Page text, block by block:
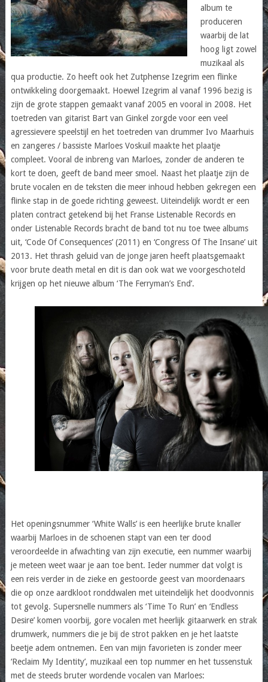
album te
produceren
waarbij de lat
hoog ligt zowel
muzikaal als
qua productie. Zo heeft ook het Zutphense Izegrim een flinke
ontwikkeling doorgemaakt. Hoewel Izegrim al vanaf 1996 bezig is
zijn de grote stappen gemaakt vanaf 2005 en vooral in 2008. Het
toetreden van gitarist Bart van Ginkel zorgde voor een veel
agressievere speelstijl en het toetreden van drummer Ivo Maarhuis
en zangeres / bassiste Marloes Voskuil maakte het plaatje
compleet. Vooral de inbreng van Marloes, zonder de anderen te
kort te doen, geeft de band meer smoel. Naast het plaatje zijn de
brute vocalen en de teksten die meer inhoud hebben gekregen een
flinke stap in de goede richting geweest. Uiteindelijk wordt er een
platen contract getekend bij het Franse Listenable Records en
onder Listenable Records bracht de band tot nu toe twee albums
uit, ‘Code Of Consequences’ (2011) en ‘Congress Of The Insane’ uit
2013. Het thrash geluid van de jonge jaren heeft plaatsgemaakt
voor brute death metal en dit is dan ook wat we voorgeschoteld
krijgen op het nieuwe album ‘The Ferryman’s End’.
Het openingsnummer ‘White Walls’ is een heerlijke brute knaller
waarbij Marloes in de schoenen stapt van een ter dood
veroordeelde in afwachting van zijn executie, een nummer waarbij
je meteen weet waar je aan toe bent. Ieder nummer dat volgt is
een reis verder in de zieke en gestoorde geest van moordenaars
die op onze aardkloot ronddwalen met uiteindelijk het doodvonnis
tot gevolg. Supersnelle nummers als ‘Time To Run’ en ‘Endless
Desire’ komen voorbij, gore vocalen met heerlijk gitaarwerk en strak
drumwerk, nummers die je bij de strot pakken en je het laatste
beetje adem ontnemen. Een van mijn favorieten is zonder meer
‘Reclaim My Identity’, muzikaal een top nummer en het tussenstuk
met de steeds bruter wordende vocalen van Marloes: